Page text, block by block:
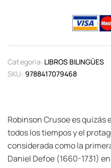
Categoría: LIBROS BILINGÜES
SKU: 9788417079468
Robinson Crusoe es quizás
todos los tiempos y el
considerada como la
Daniel Defoe (1660-1731)